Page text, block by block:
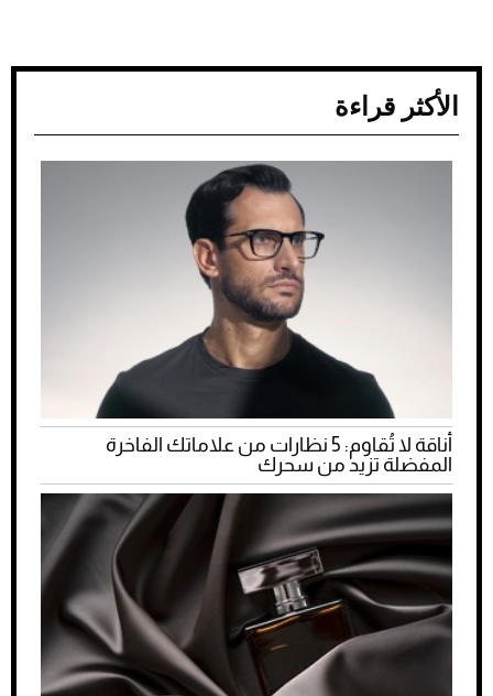
الأكثر قراءة
أناقة لا تُقاوم: 5 نظارات من علاماتك الفاخرة
المفضلة تزيد من سحرك